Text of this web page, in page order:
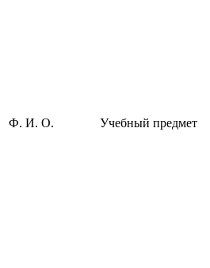
Ф. И. О. Учебный предмет